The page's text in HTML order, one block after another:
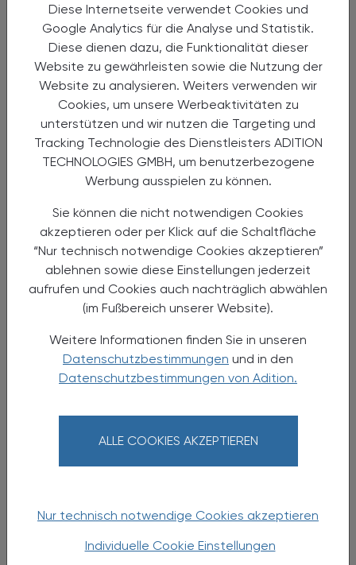
Diese Internetseite verwendet Cookies und
Google Analytics für die Analyse und Statistik.
Diese dienen dazu, die Funktionalität dieser
Website zu gewährleisten sowie die Nutzung der
Website zu analysieren. Weiters verwenden wir
Cookies, um unsere Werbeaktivitäten zu
unterstützen und wir nutzen die Targeting und
Tracking Technologie des Dienstleisters ADITION
TECHNOLOGIES GMBH, um benutzerbezogene
Werbung ausspielen zu können.
Sie können die nicht notwendigen Cookies
akzeptieren oder per Klick auf die Schaltfläche
“Nur technisch notwendige Cookies akzeptieren”
ablehnen sowie diese Einstellungen jederzeit
aufrufen und Cookies auch nachträglich abwählen
(im Fußbereich unserer Website).
Weitere Informationen finden Sie in unseren
Datenschutzbestimmungen und in den
Datenschutzbestimmungen von Adition.
ALLE COOKIES AKZEPTIEREN
Nur technisch notwendige Cookies akzeptieren
Individuelle Cookie Einstellungen
13.05.2024, 17.30 Uhr EVENTS
„Taxierung magistraler Rezepte“
Aspirantenseminar des VAAÖ
13.05.2024 - 16.05.2024
Programm
Hygiene, Mikrobiologie und
Präventivmedizin (ÖGHMP)